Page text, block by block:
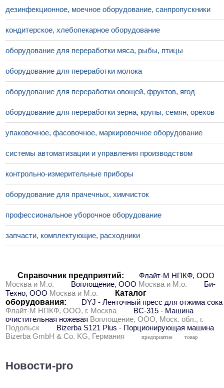
дезинфекционное, моечное оборудование, санпропускники
кондитерское, хлебопекарное оборудование
оборудование для переработки мяса, рыбы, птицы
оборудование для переработки молока
оборудование для переработки овощей, фруктов, ягод
оборудование для переработки зерна, крупы, семян, орехов
упаковочное, фасовочное, маркировочное оборудование
системы автоматизации и управления производством
контрольно-измерительные приборы
оборудование для прачечных, химчисток
профессиональное уборочное оборудование
запчасти, комплектующие, расходники
Справочник предприятий:
Флайт-М НПКФ, ООО
Москва и М.о.
Воплощение, ООО Москва и М.о.
Би-
Техно, ООО Москва и М.о.
Каталог
оборудования:
DYJ - Ленточный пресс для отжима сока
Флайт-М НПКФ, ООО, г. Москва
ВС-315 - Машина
очистительная ножевая Воплощение, ООО, Моск. обл., г.
Подольск
Bizerba S121 Plus - Порционирующая машина
Bizerba GmbH & Co. KG, Германия
предприятие товар
Новости-pro